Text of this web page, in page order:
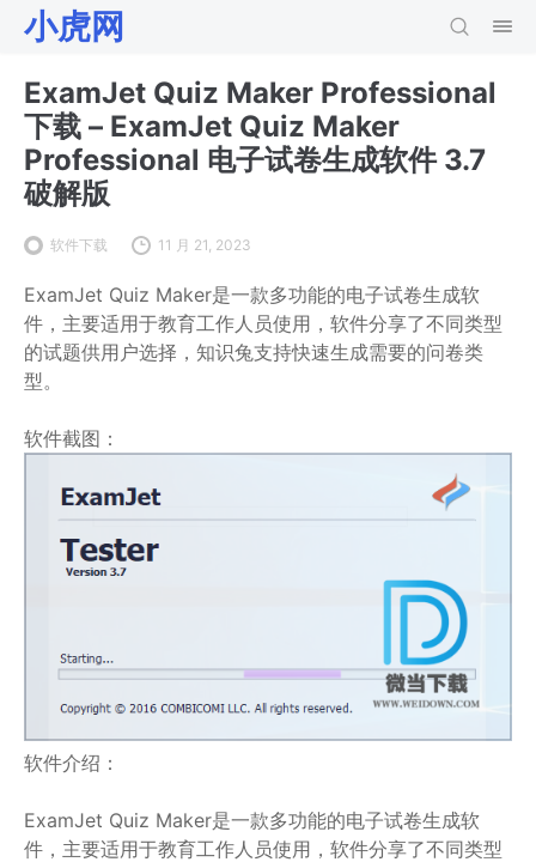
小虎网
ExamJet Quiz Maker Professional
下载 – ExamJet Quiz Maker
Professional 电子试卷生成软件 3.7
破解版
软件下载 11 月 21, 2023
ExamJet Quiz Maker是一款多功能的电子试卷生成软
件，主要适用于教育工作人员使用，软件分享了不同类型
的试题供用户选择，知识兔支持快速生成需要的问卷类
型。
软件截图：
软件介绍：
ExamJet Quiz Maker是一款多功能的电子试卷生成软
件，主要适用于教育工作人员使用，软件分享了不同类型